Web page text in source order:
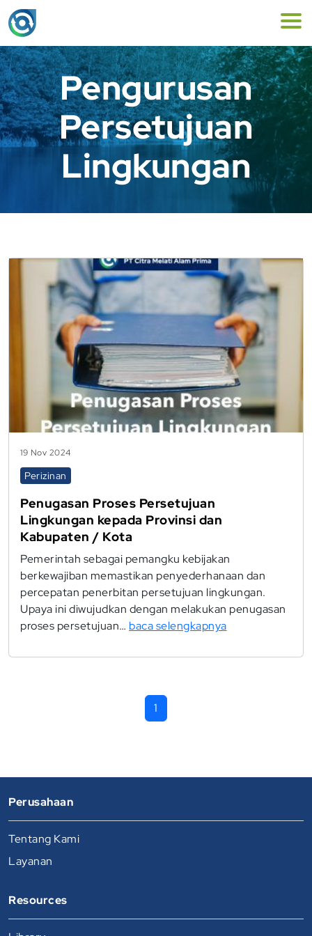
Pengurusan
Persetujuan
Lingkungan
19 Nov 2024
Perizinan
Penugasan Proses Persetujuan
Lingkungan kepada Provinsi dan
Kabupaten / Kota
Pemerintah sebagai pemangku kebijakan
berkewajiban memastikan penyederhanaan dan
percepatan penerbitan persetujuan lingkungan.
Upaya ini diwujudkan dengan melakukan penugasan
proses persetujuan… baca selengkapnya
1
Perusahaan
Tentang Kami
Layanan
Resources